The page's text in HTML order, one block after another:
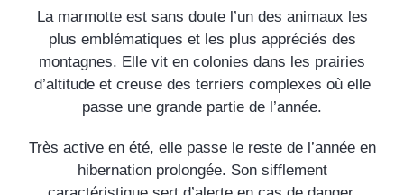
La marmotte est sans doute l’un des animaux les
plus emblématiques et les plus appréciés des
montagnes. Elle vit en colonies dans les prairies
d’altitude et creuse des terriers complexes où elle
passe une grande partie de l’année.
Très active en été, elle passe le reste de l’année en
hibernation prolongée. Son sifflement